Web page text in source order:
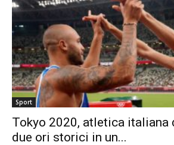
Sport
Tokyo 2020, atletica italiana
due ori storici in un...